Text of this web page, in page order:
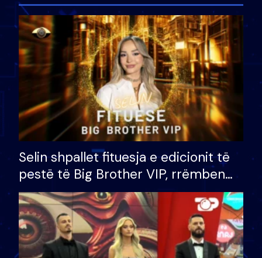
Selin shpallet fituesja e edicionit të
pestë të Big Brother VIP, rrëmben
çmimin e madh prej 100 mijë eurosh